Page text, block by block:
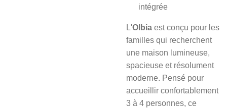
intégrée
L'Olbia est conçu pour les
familles qui recherchent
une maison lumineuse,
spacieuse et résolument
moderne. Pensé pour
accueillir confortablement
3 à 4 personnes, ce